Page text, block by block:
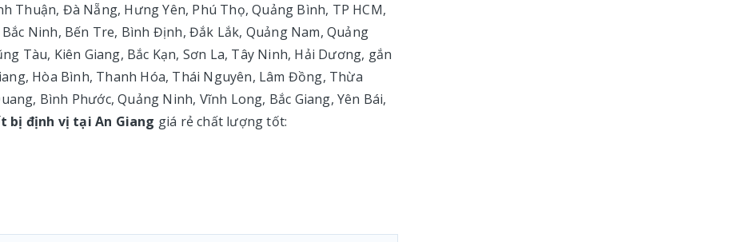
Thuận, Đà Nẵng, Hưng Yên, Phú Thọ, Quảng Bình, TP HCM,
Ninh, Bến Tre, Bình Định, Đắk Lắk, Quảng Nam, Quảng
Tàu, Kiên Giang, Bắc Kạn, Sơn La, Tây Ninh, Hải Dương, gắn
Hòa Bình, Thanh Hóa, Thái Nguyên, Lâm Đồng, Thừa
Bình Phước, Quảng Ninh, Vĩnh Long, Bắc Giang, Yên Bái,
bị định vị tại An Giang giá rẻ chất lượng tốt: